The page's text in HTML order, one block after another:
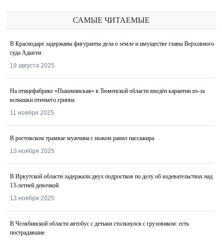
САМЫЕ ЧИТАЕМЫЕ
В Краснодаре задержаны фигуранты дела о земле и имуществе главы Верховного
суда Адыгеи
19 августа 2025
На птицефабрике «Пышминская» в Тюменской области введён карантин из-за
вспышки птичьего гриппа
11 ноября 2025
В ростовском трамвае мужчина с ножом ранил пассажира
13 ноября 2025
В Иркутской области задержали двух подростков по делу об издевательствах над
13-летней девочкой
13 ноября 2025
В Челябинской области автобус с детьми столкнулся с грузовиком: есть
пострадавшие